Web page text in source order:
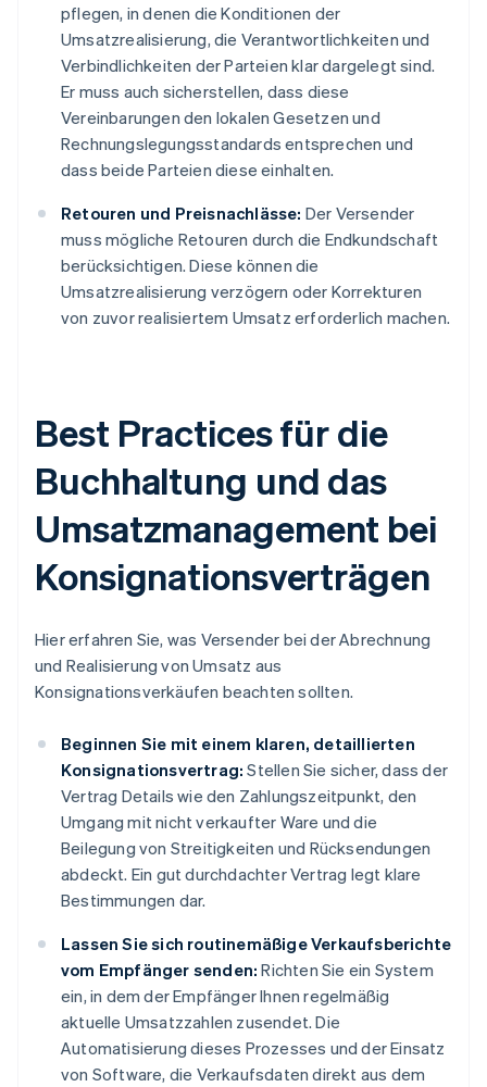
pflegen, in denen die Konditionen der
Umsatzrealisierung, die Verantwortlichkeiten und
Verbindlichkeiten der Parteien klar dargelegt sind.
Er muss auch sicherstellen, dass diese
Vereinbarungen den lokalen Gesetzen und
Rechnungslegungsstandards entsprechen und
dass beide Parteien diese einhalten.
Retouren und Preisnachlässe: Der Versender
muss mögliche Retouren durch die Endkundschaft
berücksichtigen. Diese können die
Umsatzrealisierung verzögern oder Korrekturen
von zuvor realisiertem Umsatz erforderlich machen.
Best Practices für die
Buchhaltung und das
Umsatzmanagement bei
Konsignationsverträgen
Hier erfahren Sie, was Versender bei der Abrechnung
und Realisierung von Umsatz aus
Konsignationsverkäufen beachten sollten.
Beginnen Sie mit einem klaren, detaillierten
Konsignationsvertrag: Stellen Sie sicher, dass der
Vertrag Details wie den Zahlungszeitpunkt, den
Umgang mit nicht verkaufter Ware und die
Beilegung von Streitigkeiten und Rücksendungen
abdeckt. Ein gut durchdachter Vertrag legt klare
Bestimmungen dar.
Lassen Sie sich routinemäßige Verkaufsberichte
vom Empfänger senden: Richten Sie ein System
ein, in dem der Empfänger Ihnen regelmäßig
aktuelle Umsatzzahlen zusendet. Die
Automatisierung dieses Prozesses und der Einsatz
von Software, die Verkaufsdaten direkt aus dem